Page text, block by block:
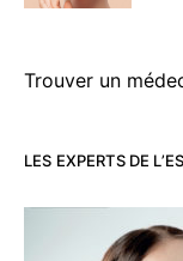
Trouver un
LES EXPERTS DE